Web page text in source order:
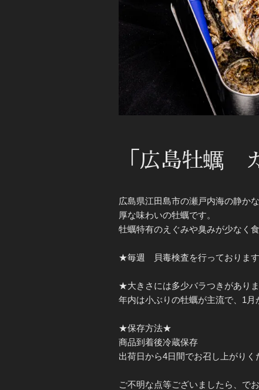
「広島牡蠣
広島県江田島市の瀬戸内海の静か
厚な味わいの牡蠣です。
牡蠣特有のえぐみや臭みが少なく
★毎週 貝毒検査を行っております
★大きさには多少バラつきがあり
年内は小ぶりの牡蠣が主流で、1月
★保存方法★
商品到着後冷蔵保存
出荷日から4日間でお召し上がりく
ご不明な点等ございましたら、で